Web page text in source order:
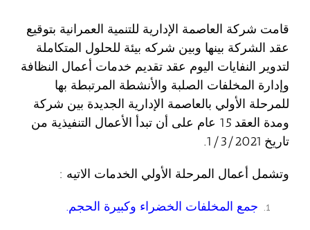
قامت شركة العاصمة الإدارية للتنمية العمرانية بتوقيع
عقد الشركة بينها وبين شركه بيئة للحلول المتكاملة
لتدوير النفايات اليوم عقد تقديم خدمات أعمال النظافة
وإدارة المخلفات الصلبة والأنشطة المرتبطة بها
للمرحلة الأولي بالعاصمة الإدارية الجديدة بين شركة
ومدة العقد 15 عام على أن تبدأ الأعمال التنفيذية من
تاريخ 1/3/2021.
وتشمل أعمال المرحلة الأولي الخدمات الاتيه :
جمع المخلفات الخضراء وكبيرة الحجم.